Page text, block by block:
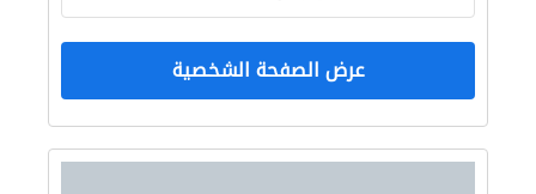
عرض الصفحة الشخصية